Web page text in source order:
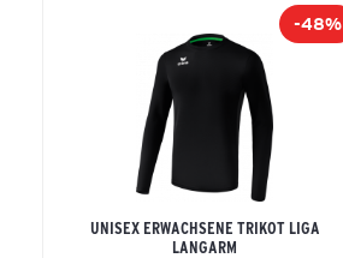
-48%
UNISEX ERWACHSENE TRIKOT LIGA
LANGARM